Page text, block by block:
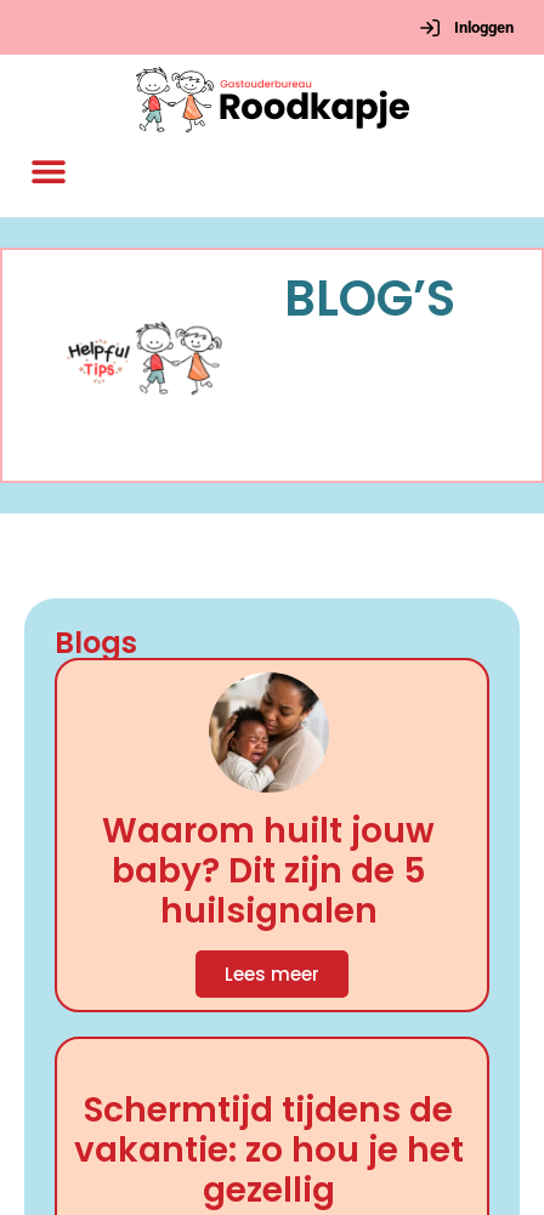
Inloggen
BLOG’S
Blogs
Waarom huilt jouw
baby? Dit zijn de 5
huilsignalen
Lees meer
Schermtijd tijdens de
vakantie: zo hou je het
gezellig